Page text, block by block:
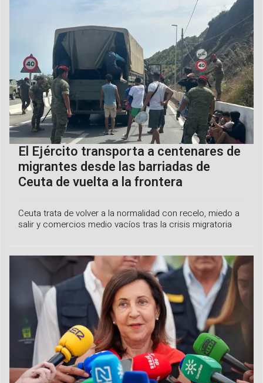
El Ejército transporta a centenares de
migrantes desde las barriadas de
Ceuta de vuelta a la frontera
Ceuta trata de volver a la normalidad con recelo, miedo a
salir y comercios medio vacíos tras la crisis migratoria